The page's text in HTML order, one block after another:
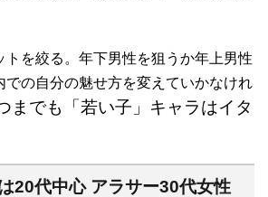
トを絞る。年下男性を狙うか年上男性
での自分の魅せ方を変えていかなけれ
までも「若い子」キャラはイタ
20代中心 アラサー30代女性